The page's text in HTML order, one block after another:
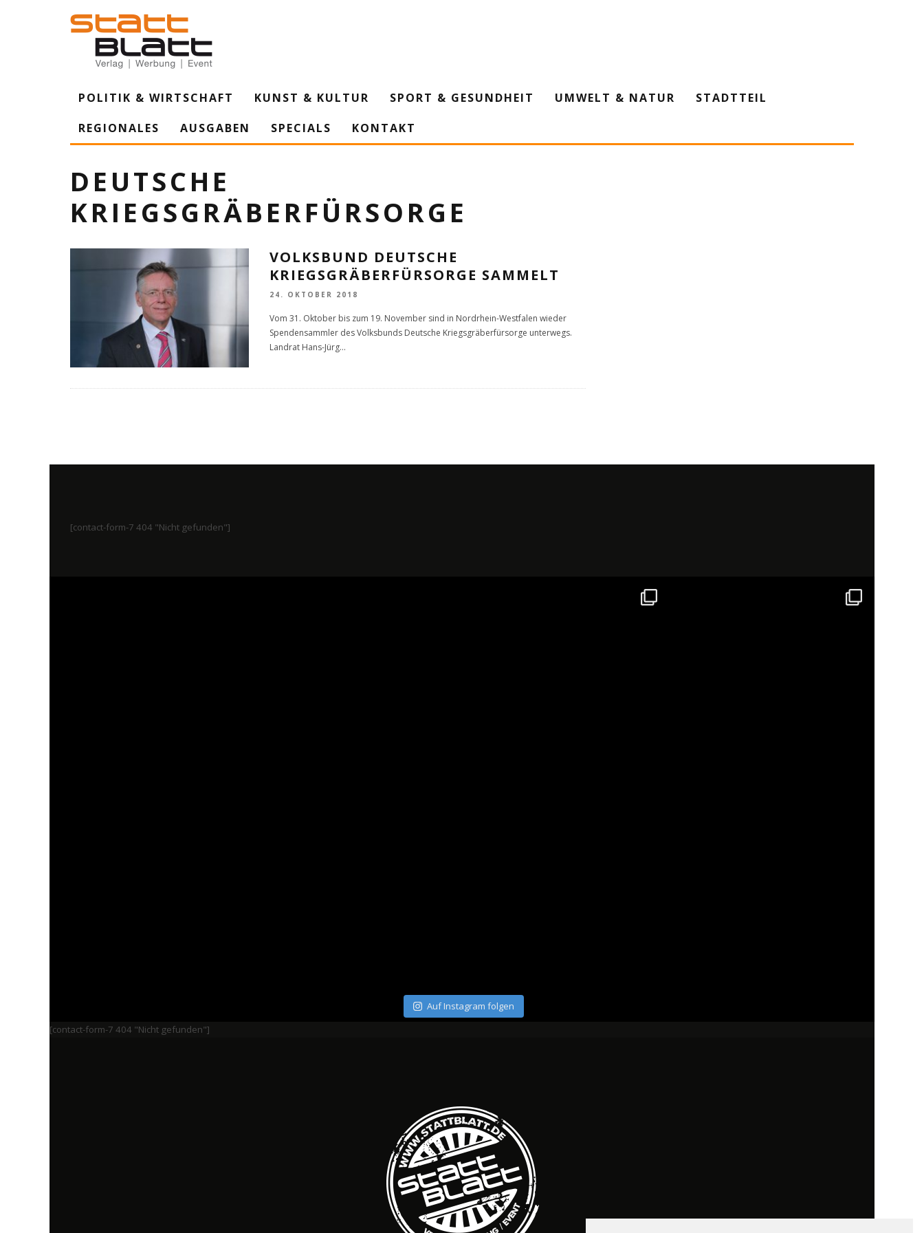
POLITIK & WIRTSCHAFT KUNST & KULTUR SPORT & GESUNDHEIT UMWELT & NATUR
STADTTEIL
REGIONALES
AUSGABEN SPECIALS KONTAKT
DEUTSCHE
KRIEGSGRÄBERFÜRSORGE
VOLKSBUND DEUTSCHE
KRIEGSGRÄBERFÜRSORGE SAMMELT
24. OKTOBER 2018
Vom 31. Oktober bis zum 19. November sind in Nordrhein-Westfalen wieder
Spendensammler des Volksbunds Deutsche Kriegsgräberfürsorge unterwegs.
Landrat Hans-Jürg...
[contact-form-7 404 "Nicht gefunden"]
Auf Instagram folgen
[contact-form-7 404 "Nicht gefunden"]